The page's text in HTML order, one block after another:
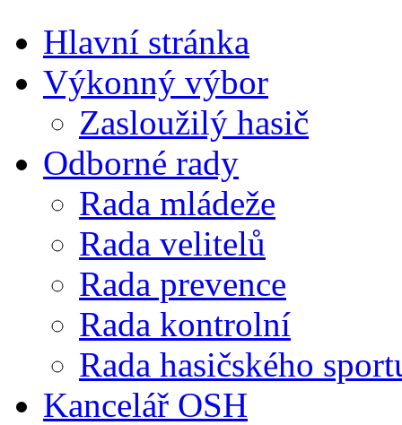
Hlavní stránka
Výkonný výbor
Zasloužilý hasič
Odborné rady
Rada mládeže
Rada velitelů
Rada prevence
Rada kontrolní
Rada hasičského
Kancelář OSH